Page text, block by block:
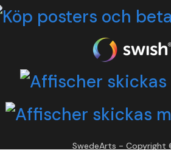
SwedeArts - Copyright